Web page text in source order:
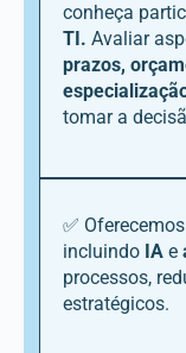
conheça
TI. Avaliar
prazos,
tomar a
✅
incluindo IA e
processos,
estratégicos.